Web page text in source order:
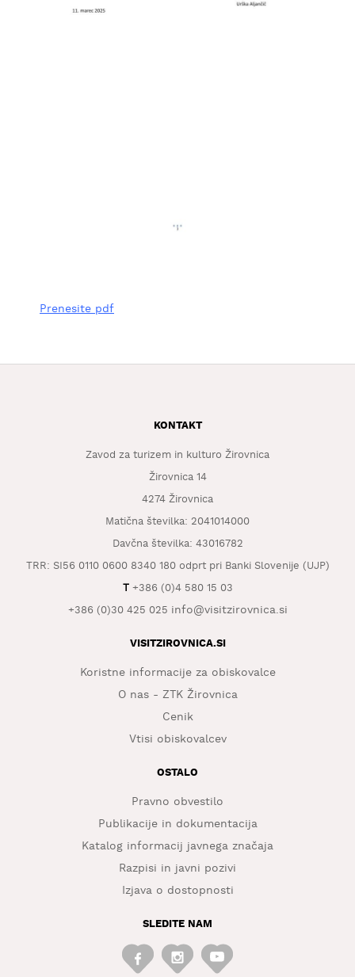
Prenesite pdf
KONTAKT
Zavod za turizem in kulturo Žirovnica
Žirovnica 14
4274 Žirovnica
Matična številka: 2041014000
Davčna številka: 43016782
TRR: SI56 0110 0600 8340 180 odprt pri Banki Slovenije (UJP)
T+386 (0)4 580 15 03
+386 (0)30 425 025 info@visitzirovnica.si
VISITZIROVNICA.SI
Koristne informacije za obiskovalce
O nas - ZTK Žirovnica
Cenik
Vtisi obiskovalcev
OSTALO
Pravno obvestilo
Publikacije in dokumentacija
Katalog informacij javnega značaja
Razpisi in javni pozivi
Izjava o dostopnosti
SLEDITE NAM